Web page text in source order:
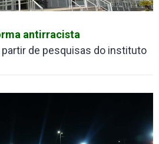
antirracista
partir de pesquisas do instituto